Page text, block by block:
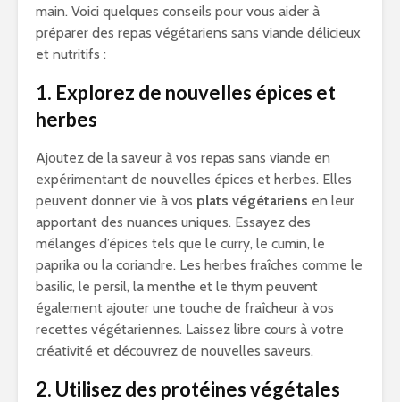
main. Voici quelques conseils pour vous aider à
préparer des repas végétariens sans viande délicieux
et nutritifs :
1. Explorez de nouvelles épices et
herbes
Ajoutez de la saveur à vos repas sans viande en
expérimentant de nouvelles épices et herbes. Elles
peuvent donner vie à vos plats végétariens en leur
apportant des nuances uniques. Essayez des
mélanges d’épices tels que le curry, le cumin, le
paprika ou la coriandre. Les herbes fraîches comme le
basilic, le persil, la menthe et le thym peuvent
également ajouter une touche de fraîcheur à vos
recettes végétariennes. Laissez libre cours à votre
créativité et découvrez de nouvelles saveurs.
2. Utilisez des protéines végétales